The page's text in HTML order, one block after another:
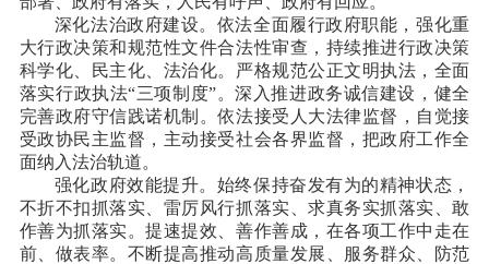
深化法治政府建设。依法全面履行政府职能，强化重
大行政决策和规范性文件合法性审查，持续推进行政决策
科学化、民主化、法治化。严格规范公正文明执法，全面
落实行政执法“三项制度”。深入推进政务诚信建设，健全
完善政府守信践诺机制。依法接受人大法律监督，自觉接
受政协民主监督，主动接受社会各界监督，把政府工作全
面纳入法治轨道。
强化政府效能提升。始终保持奋发有为的精神状态，
不折不扣抓落实、雷厉风行抓落实、求真务实抓落实、敢
作善为抓落实。提速提效、善作善成，在各项工作中走在
前、做表率。不断提高推动高质量发展、服务群众、防范